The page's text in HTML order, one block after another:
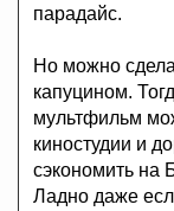
парадайс.
Но можно
капуцином.
мультфильм
киностудии и
сэкономить на
Ладно даже